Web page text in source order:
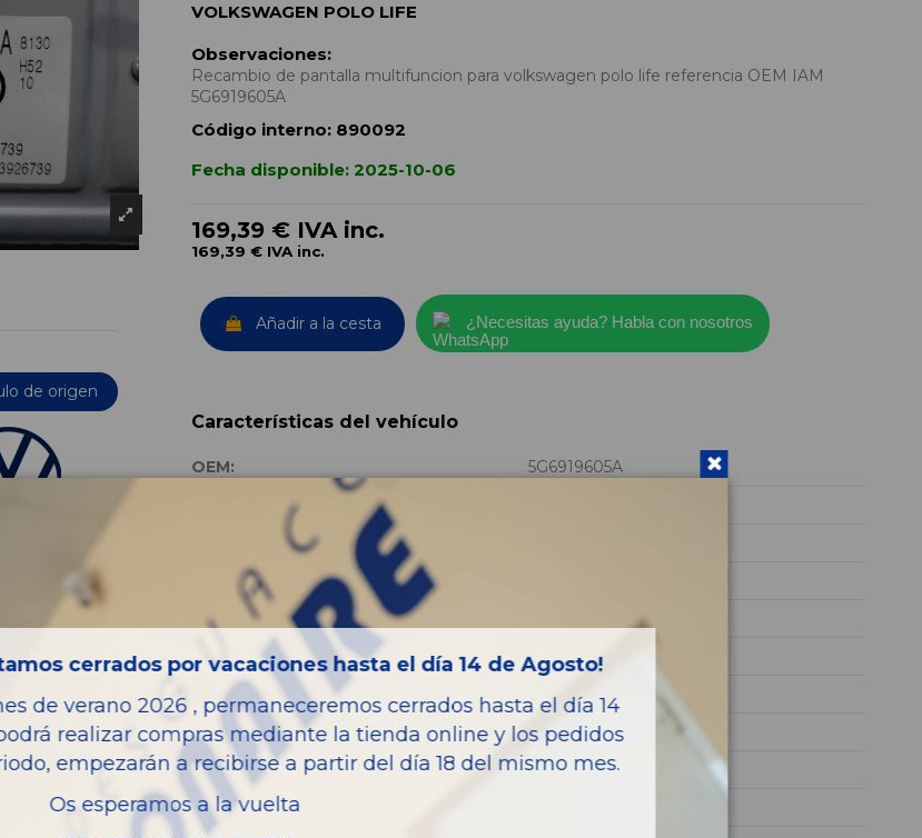
de origen
VOLKSWAGEN POLO LIFE
Observaciones:
Recambio de pantalla multifuncion para volkswagen polo life referencia OEM IAM
5G6919605A
Código interno: 890092
Fecha disponible: 2025-10-06
169,39 € IVA inc.
169,39 € IVA inc.
Añadir a la cesta ¿Necesitas ayuda? Habla con nosotros
Características del vehículo
OEM:
5G6919605A
Año fabricación
Código motor
Kilometraje
Bastidor
WVWZZZAWZJY213537
Color
BLANCO
Combustible
GASOLINA
Versión
Life
Potencia
95CV 70KW
Modelo
cerrados por vacaciones hasta el día 14 de Agosto!
de verano 2026 , permaneceremos cerrados hasta el día 14
realizar compras mediante la tienda online y los pedidos
empezarán a recibirse a partir del día 18 del mismo mes.
Os esperamos a la vuelta